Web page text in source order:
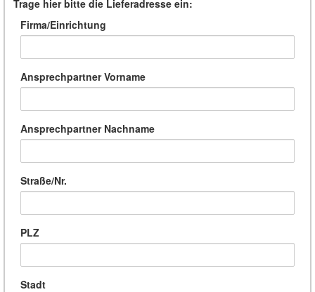
Trage hier bitte die Lieferadresse ein:
Firma/Einrichtung
Ansprechpartner Vorname
Ansprechpartner Nachname
Straße/Nr.
PLZ
Stadt